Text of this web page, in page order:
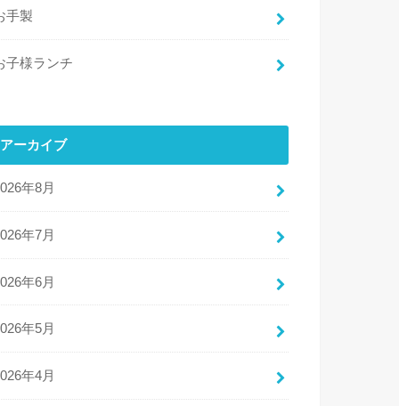
手製
子様ランチ
アーカイブ
年8月
年7月
年6月
年5月
年4月